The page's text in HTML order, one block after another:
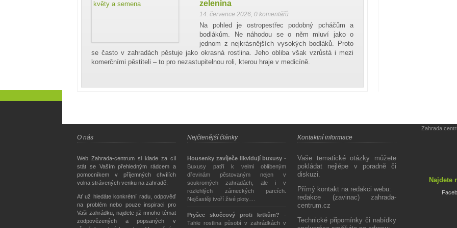
zelenina
14. července 2026 0 komentářů
Na pohled je ostropestřec podobný pcháčům a
bodlákům. Ne náhodou se o něm mluví jako o
jednom z nejkrásnějších vysokých bodláků. Proto
se často v zahradách pěstuje jako okrasná rostlina. Jeho obliba však vzrůstá i mezi
komerčními pěstiteli – to pro nezastupitelnou roli, kterou hraje v medicíně.
O nás
Web Zahrada-centrum si klade za cíl
stát se Vaším přehledným rádcem a
pomocníkem v příjemných chvílích
volna strávených venku na zahradě.
Ať už hledáte konkrétní radu, odpověď
na problém nebo pouze inspiraci pro
Vaši zahrádku, najdete již mnoho témat
zodpovězených a popsaných v
Nejčtenější články
Housenky zavíječe likvidují buxusy -
Buxusy patří k velmi oblíbeným
dřevinám pěstovaným nejen v
soukromých zahradách, ale i v
rozlehlých zámeckých parcích.
Nejčastěji tvoří živé ploty.…
Pryšec skočcový proti krtkům? -
Tahle rostlina působí v zahrádkách v
Kontaktní informace
Vaše tematické otázky můžete
pokládat nejlépe v poradně či
diskuzi.
Přímý kontakt na redakci webu:
redakce (zavinac) zahrada-
centrum.cz
Technické připomínky či nabídky
Zahrada
Najdete